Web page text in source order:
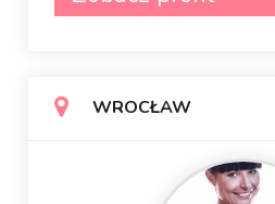
WROCŁAW